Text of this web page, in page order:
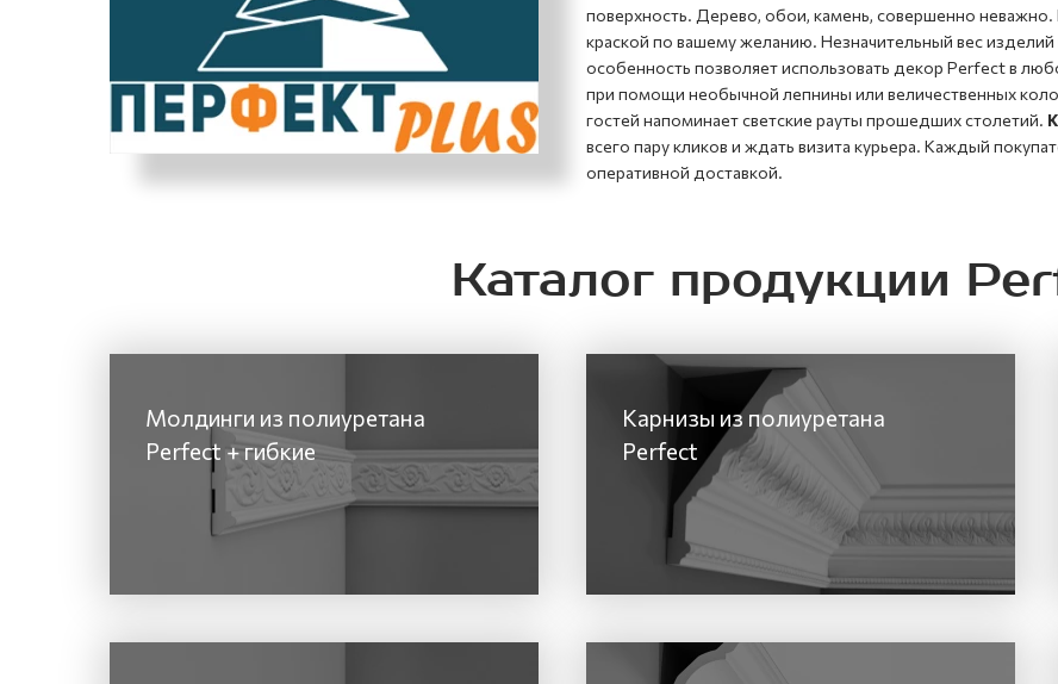
поверхность. Дерево, обои, камень, совершенно
краской по вашему желанию. Незначительный вес
особенность позволяет использовать декор Perfect в
при помощи необычной лепнины или величественных
гостей напоминает светские рауты прошедших столетий.
всего пару кликов и ждать визита курьера. Каждый
оперативной доставкой.
Каталог продукции
Молдинги из полиуретана
Perfect + гибкие
Kарнизы из полиуретана
Perfect